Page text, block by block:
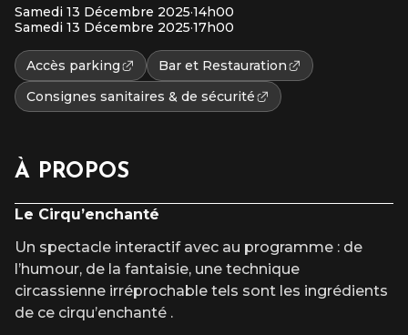
Samedi 13 Décembre 2025·14h00
Samedi 13 Décembre 2025·17h00
Accès parking
Bar et Restauration
Consignes sanitaires & de sécurité
À PROPOS
Le Cirqu’enchanté
Un spectacle interactif avec au programme : de
l’humour, de la fantaisie, une technique
circassienne irréprochable tels sont les ingrédients
de ce cirqu’enchanté .